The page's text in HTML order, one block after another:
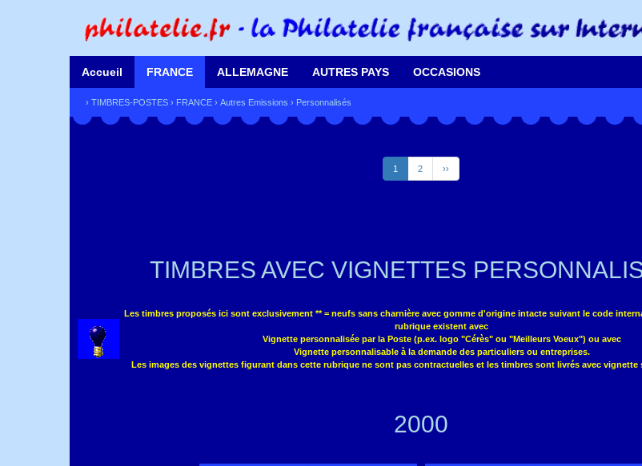
Accueil FRANCE ALLEMAGNE AUTRES PAYS OCCASIONS
› TIMBRES-POSTES › FRANCE › Autres Emissions › Personnalisés
1 2 ››
TIMBRES AVEC VIGNETTES
Les timbres proposés ici sont exclusivement ** = neufs sans charnière avec gomme d'origine intacte suivant le code
rubrique existent avec
Vignette personnalisée par la Poste (p.ex. logo "Cérès" ou "Meilleurs Voeux") ou avec
Vignette personnalisable à la demande des particuliers ou entreprises.
Les images des vignettes figurant dans cette rubrique ne sont pas contractuelles et les timbres sont livrés avec
2000